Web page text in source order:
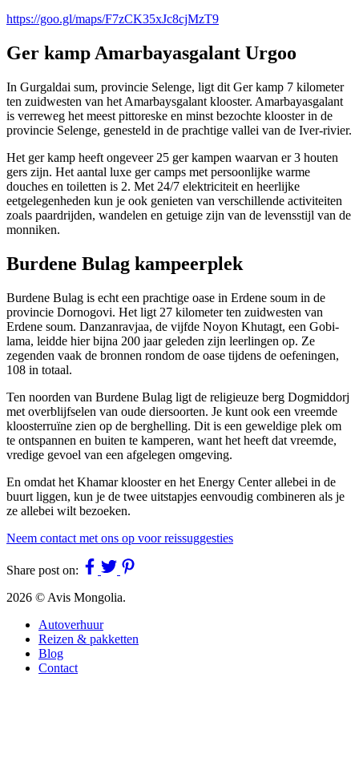
https://goo.gl/maps/F7zCK35xJc8cjMzT9
Ger kamp Amarbayasgalant Urgoo
In Gurgaldai sum, provincie Selenge, ligt dit Ger kamp 7 kilometer
ten zuidwesten van het Amarbaysgalant klooster. Amarbayasgalant
is verreweg het meest pittoreske en minst bezochte klooster in de
provincie Selenge, genesteld in de prachtige vallei van de Iver-rivier.
Het ger kamp heeft ongeveer 25 ger kampen waarvan er 3 houten
gers zijn. Het aantal luxe ger camps met persoonlijke warme
douches en toiletten is 2. Met 24/7 elektriciteit en heerlijke
eetgelegenheden kun je ook genieten van verschillende activiteiten
zoals paardrijden, wandelen en getuige zijn van de levensstijl van de
monniken.
Burdene Bulag kampeerplek
Burdene Bulag is echt een prachtige oase in Erdene soum in de
provincie Dornogovi. Het ligt 27 kilometer ten zuidwesten van
Erdene soum. Danzanravjaa, de vijfde Noyon Khutagt, een Gobi-
lama, leidde hier bijna 200 jaar geleden zijn leerlingen op. Ze
zegenden vaak de bronnen rondom de oase tijdens de oefeningen,
108 in totaal.
Ten noorden van Burdene Bulag ligt de religieuze berg Dogmiddorj
met overblijfselen van oude diersoorten. Je kunt ook een vreemde
kloosterruïne zien op de berghelling. Dit is een geweldige plek om
te ontspannen en buiten te kamperen, want het heeft dat vreemde,
vredige gevoel van een afgelegen omgeving.
En omdat het Khamar klooster en het Energy Center allebei in de
buurt liggen, kun je de twee uitstapjes eenvoudig combineren als je
ze allebei wilt bezoeken.
Neem contact met ons op voor reissuggesties
Share post on:
2026 © Avis Mongolia.
Autoverhuur
Reizen & pakketten
Blog
Contact